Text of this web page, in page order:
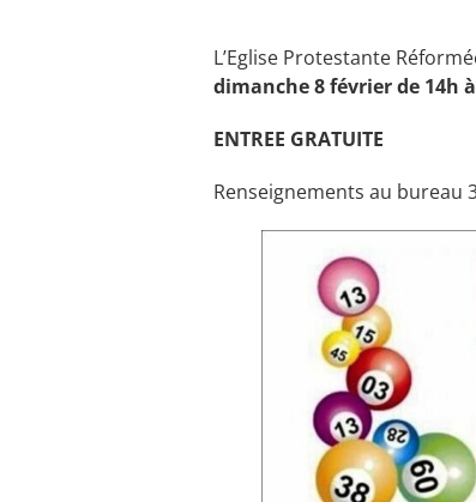
L’Eglise Protestante
dimanche 8 février de 14h
ENTREE GRATUITE
Renseignements au bureau